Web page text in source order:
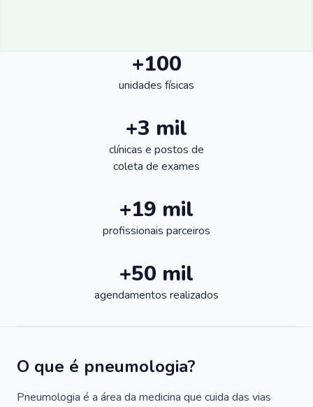
+100
unidades físicas
+3 mil
clínicas e postos de
coleta de exames
+19 mil
profissionais parceiros
+50 mil
agendamentos realizados
O que é pneumologia?
Pneumologia é a área da medicina que cuida das vias